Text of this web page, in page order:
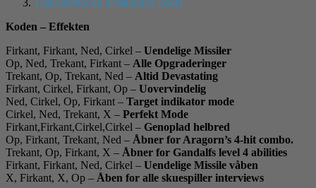
Koden – Effekten
Firkant, Firkant, Ned, Cirkel – Uendelige Missiler
Op, Ned, Trekant, Firkant – Alle Opgraderinger
Trekant, Op, Trekant, Ned – Altid Devastating
Firkant, Cirkel, Firkant, Op – Uovervindelig
Ned, Cirkel, Op, Firkant – Target indikator mode
Cirkel, Ned, Trekant, X – Perfekt Mode
Firkant,Firkant,Cirkel,Cirkel – Genoplad helbred
Op, Firkant, Trekant, Ned – Åbner for Aragorn’s 4-hit combo.
Trekant, Op, Firkant, X – Åbner for Gandalfs level 4 abilities
Firkant, Firkant, Ned, Cirkel – Uendelige Missile våben
X, Firkant, X, Op – Åben for alle skuespiller interviews